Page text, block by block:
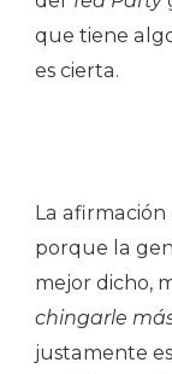
que tiene
es cierta.
La afirmación
porque la
mejor dicho,
chingarle
justamente